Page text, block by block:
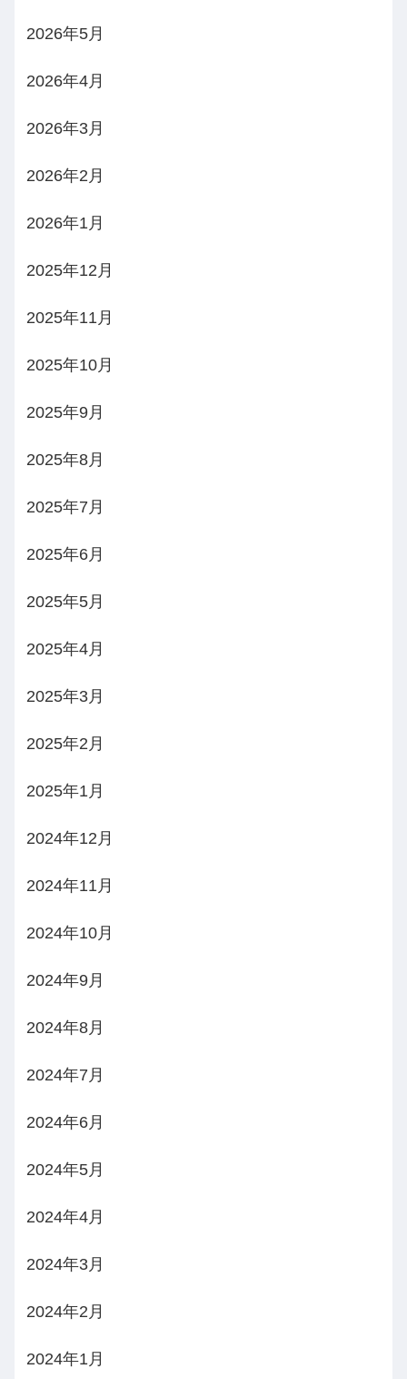
2026年5月
2026年4月
2026年3月
2026年2月
2026年1月
2025年12月
2025年11月
2025年10月
2025年9月
2025年8月
2025年7月
2025年6月
2025年5月
2025年4月
2025年3月
2025年2月
2025年1月
2024年12月
2024年11月
2024年10月
2024年9月
2024年8月
2024年7月
2024年6月
2024年5月
2024年4月
2024年3月
2024年2月
2024年1月